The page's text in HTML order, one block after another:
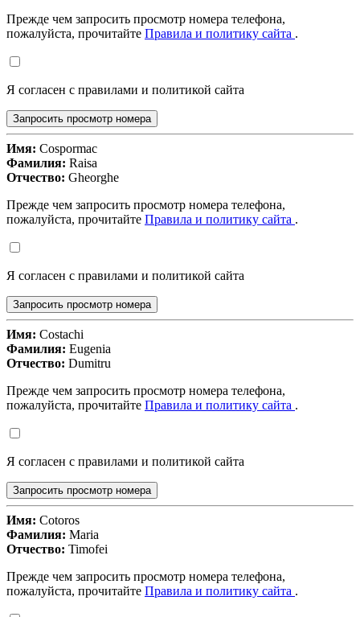
Прежде чем запросить просмотр номера телефона,
пожалуйста, прочитайте Правила и политику сайта .
Я согласен с правилами и политикой сайта
Запросить просмотр номера
Имя: Cospormac
Фамилия: Raisa
Отчество: Gheorghe
Прежде чем запросить просмотр номера телефона,
пожалуйста, прочитайте Правила и политику сайта .
Я согласен с правилами и политикой сайта
Запросить просмотр номера
Имя: Costachi
Фамилия: Eugenia
Отчество: Dumitru
Прежде чем запросить просмотр номера телефона,
пожалуйста, прочитайте Правила и политику сайта .
Я согласен с правилами и политикой сайта
Запросить просмотр номера
Имя: Cotoros
Фамилия: Maria
Отчество: Timofei
Прежде чем запросить просмотр номера телефона,
пожалуйста, прочитайте Правила и политику сайта .